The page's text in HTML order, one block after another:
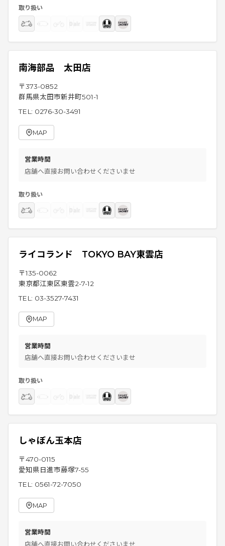
取り扱い
南海部品 太田店
〒373-0852
群馬県太田市新井町501-1
TEL: 0276-30-3491
MAP
営業時間
店舗へ直接お問い合わせくださいませ
取り扱い
ライコランド TOKYO BAY東雲店
〒135-0062
東京都江東区東雲2-7-12
TEL: 03-3527-7431
MAP
営業時間
店舗へ直接お問い合わせくださいませ
取り扱い
しゃぼん玉本店
〒470-0115
愛知県日進市藤塚7-55
TEL: 0561-72-7050
MAP
営業時間
店舗へ直接お問い合わせくださいませ